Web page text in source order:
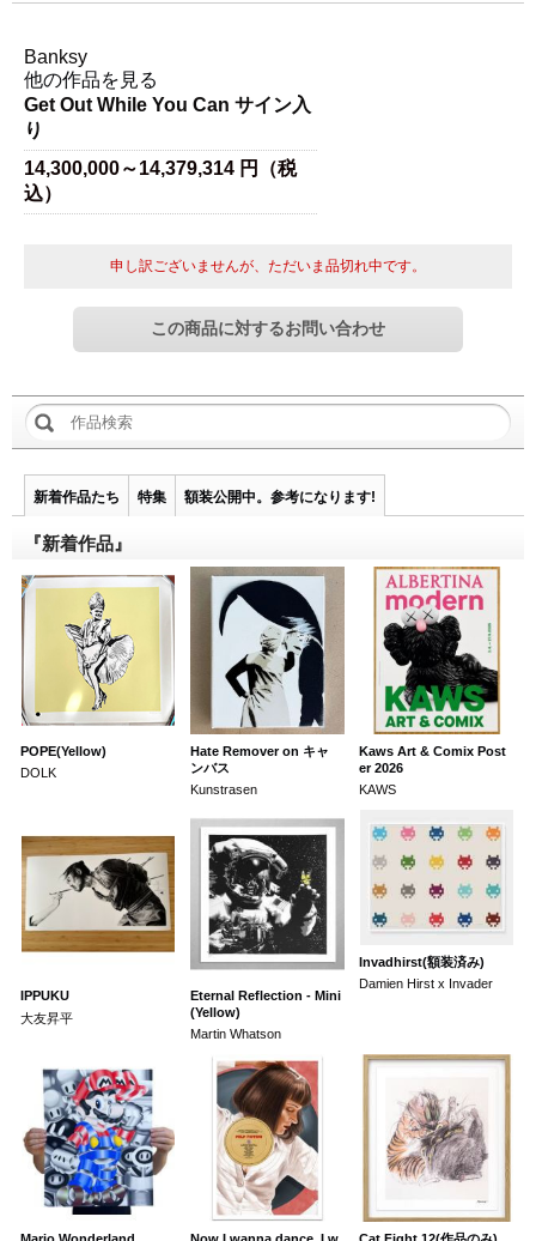
Banksy
他の作品を見る
Get Out While You Can サイン入
り
14,300,000～14,379,314 円（税
込）
申し訳ございませんが、ただいま品切れ中です。
新着作品たち 特集 額装公開中。参考になります!
『新着作品』
POPE(Yellow)
DOLK
Hate Remover on キャ
ンバス
Kunstrasen
Kaws Art & Comix Post
er 2026
KAWS
IPPUKU
大友昇平
Eternal Reflection - Mini
(Yellow)
Martin Whatson
Invadhirst(額装済み)
Damien Hirst x Invader